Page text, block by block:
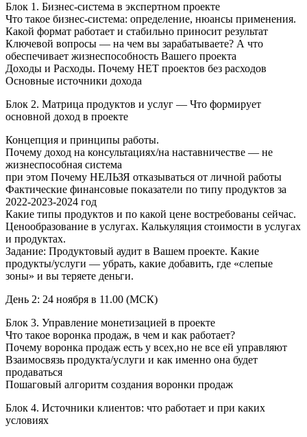
Блок 1. Бизнес-система в экспертном проекте
Что такое бизнес-система: определение, нюансы применения.
Какой формат работает и стабильно приносит результат
Ключевой вопросы — на чем вы зарабатываете? А что
обеспечивает жизнеспособность Вашего проекта
Доходы и Расходы. Почему НЕТ проектов без расходов
Основные источники дохода
Блок 2. Матрица продуктов и услуг — Что формирует
основной доход в проекте
Концепция и принципы работы.
Почему доход на консультациях/на наставничестве — не
жизнеспособная система
при этом Почему НЕЛЬЗЯ отказываться от личной работы
Фактические финансовые показатели по типу продуктов за
2022-2023-2024 год
Какие типы продуктов и по какой цене востребованы сейчас.
Ценообразование в услугах. Калькуляция стоимости в услугах
и продуктах.
Задание: Продуктовый аудит в Вашем проекте. Какие
продукты/услуги — убрать, какие добавить, где «слепые
зоны» и вы теряете деньги.
День 2: 24 ноября в 11.00 (МСК)
Блок 3. Управление монетизацией в проекте
Что такое воронка продаж, в чем и как работает?
Почему воронка продаж есть у всех,но не все ей управляют
Взаимосвязь продукта/услуги и как именно она будет
продаваться
Пошаговый алгоритм создания воронки продаж
Блок 4. Источники клиентов: что работает и при каких
условиях